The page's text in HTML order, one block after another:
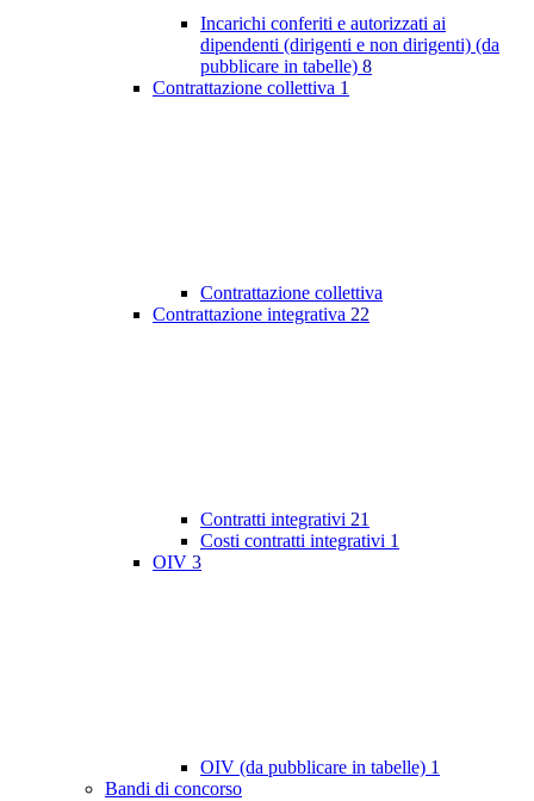
Incarichi conferiti e autorizzati ai
dipendenti (dirigenti e non dirigenti) (da
pubblicare in tabelle) 8
Contrattazione collettiva 1
Contrattazione collettiva
Contrattazione integrativa 22
Contratti integrativi 21
Costi contratti integrativi 1
OIV 3
OIV (da pubblicare in tabelle) 1
Bandi di concorso